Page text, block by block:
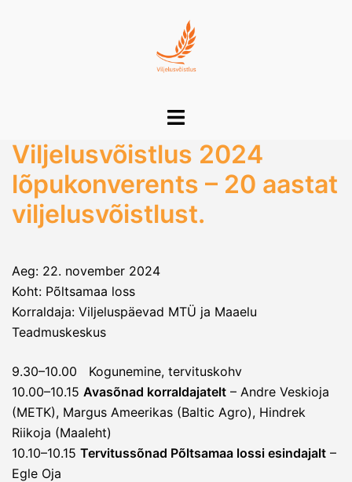
Toggle
Viljelusvõistlus 2024
lõpukonverents – 20 aastat
viljelusvõistlust.
Aeg: 22. november 2024
Koht: Põltsamaa loss
Korraldaja: Viljeluspäevad MTÜ ja Maaelu
Teadmuskeskus
9.30–10.00 Kogunemine, tervituskohv
10.00–10.15 Avasõnad korraldajatelt – Andre Veskioja
(METK), Margus Ameerikas (Baltic Agro), Hindrek
Riikoja (Maaleht)
10.10–10.15 Tervitussõnad Põltsamaa lossi esindajalt –
Egle Oja